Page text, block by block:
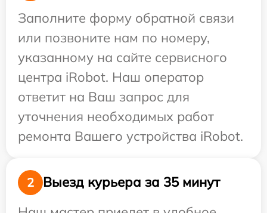
Заполните форму обратной связи
или позвоните нам по номеру,
указанному на сайте сервисного
центра iRobot. Наш оператор
ответит на Ваш запрос для
уточнения необходимых работ
ремонта Вашего устройства iRobot.
2
Выезд курьера за 35 минут